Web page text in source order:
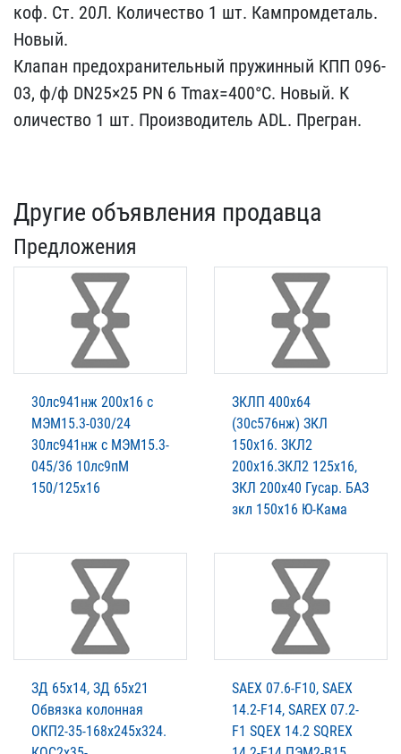
коф. Ст. 20Л. Кол​ичество 1 шт. Кампромдет​аль.
Новый.
Клапан предо​хранительный пружинный К​ПП 096-
03, ф/ф DN25×25 P​N 6 Tmax=400°C. Новый. К​
оличество 1 шт. Производ​итель ADL. Прегран.
Другие объявления продавца
Предложения
30лс941нж 200х16 с
МЭМ15.3-030/24
30лс941нж с МЭМ15.3-
045/36 10лс9пМ
150/125х16
ЗКЛП 400х64
(30с576нж) ЗКЛ
150х16. ЗКЛ2
200х16.ЗКЛ2 125х16,
ЗКЛ 200х40 Гусар. БАЗ
зкл 150х16 Ю-Кама
ЗД 65х14, ЗД 65х21
Обвязка колонная
ОКП2-35-168х245х324.
SAEX 07.6-F10, SAEX
14.2-F14, SAREX 07.2-
F1 SQEX 14.2 SQREX